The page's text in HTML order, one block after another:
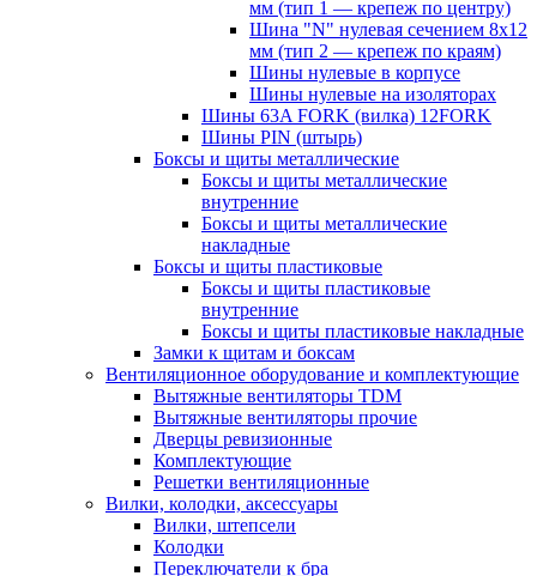
мм (тип 1 — крепеж по центру)
Шина "N" нулевая сечением 8х12
мм (тип 2 — крепеж по краям)
Шины нулевые в корпусе
Шины нулевые на изоляторах
Шины 63A FORK (вилка) 12FORK
Шины PIN (штырь)
Боксы и щиты металлические
Боксы и щиты металлические
внутренние
Боксы и щиты металлические
накладные
Боксы и щиты пластиковые
Боксы и щиты пластиковые
внутренние
Боксы и щиты пластиковые накладные
Замки к щитам и боксам
Вентиляционное оборудование и комплектующие
Вытяжные вентиляторы TDM
Вытяжные вентиляторы прочие
Дверцы ревизионные
Комплектующие
Решетки вентиляционные
Вилки, колодки, аксессуары
Вилки, штепсели
Колодки
Переключатели к бра